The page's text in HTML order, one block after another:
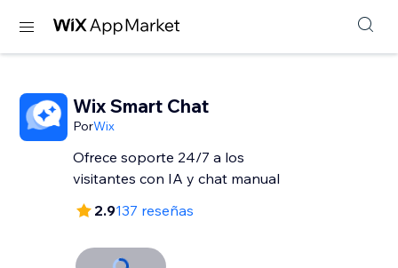
Wix Smart Chat
PorWix
Ofrece soporte 24/7 a los
visitantes con IA y chat manual
2.9137 reseñas